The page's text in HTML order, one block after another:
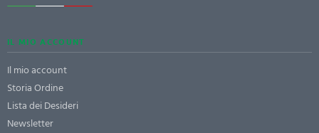
IL MIO ACCOUNT
Il mio account
Storia Ordine
Lista dei Desideri
Newsletter